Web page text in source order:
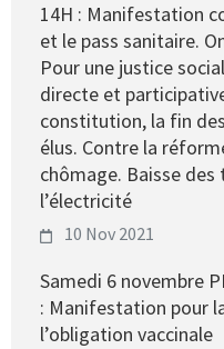
14H : Manifestation
et le pass sanitaire.
Pour une justice
directe et
constitution, la fin
élus. Contre la
chômage. Baisse des
l’électricité
10 Nov 2021
Samedi 6 novembre
: Manifestation pour
l’obligation vaccinale